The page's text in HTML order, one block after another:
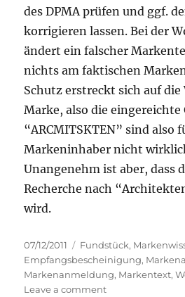
des DPMA prüfen und ggf.
korrigieren lassen. Bei der
ändert ein falscher
nichts am faktischen
Schutz erstreckt sich auf die
Marke, also die eingereichte
“ARCMITSKTEN” sind also
Markeninhaber nicht
Unangenehm ist aber, dass
Recherche nach
wird.
Posted
on
07/12/2011 Categories
Fundstück,
Empfangsbescheinigung,
Markenanmeldung, Markentext,
Leave a commenton